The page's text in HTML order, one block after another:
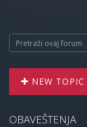
NEW TOPIC
OBAVEŠTENJA